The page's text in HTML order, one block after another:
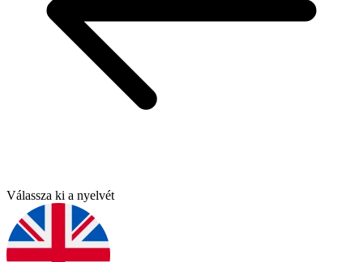
Válassza ki a nyelvét